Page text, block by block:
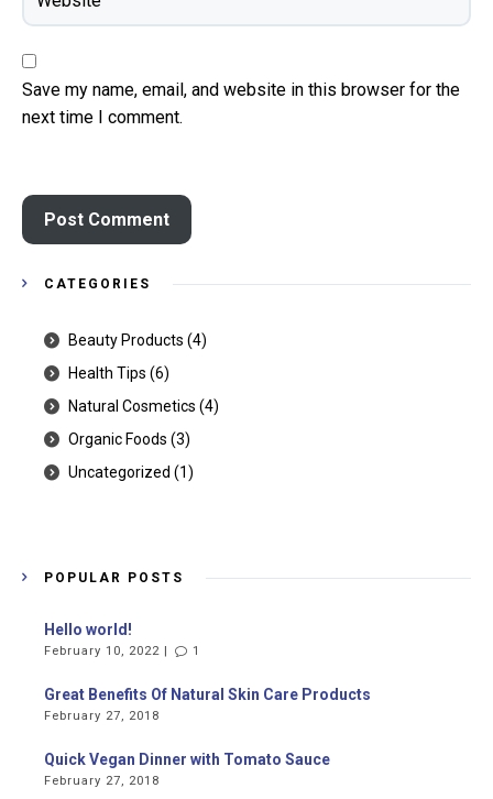
Save my name, email, and website in this browser for the
next time I comment.
CATEGORIES
Beauty Products (4)
Health Tips (6)
Natural Cosmetics (4)
Organic Foods (3)
Uncategorized (1)
POPULAR POSTS
Hello world!
February 10, 2022 | 1
Great Benefits Of Natural Skin Care Products
February 27, 2018
Quick Vegan Dinner with Tomato Sauce
February 27, 2018